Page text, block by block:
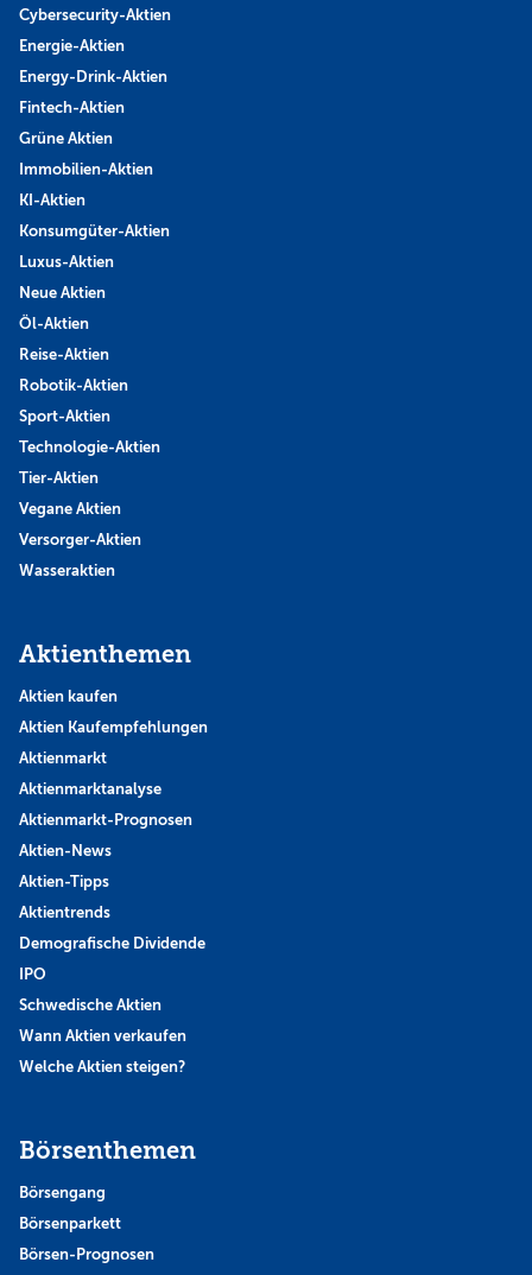
Cybersecurity-Aktien
Energie-Aktien
Energy-Drink-Aktien
Fintech-Aktien
Grüne Aktien
Immobilien-Aktien
KI-Aktien
Konsumgüter-Aktien
Luxus-Aktien
Neue Aktien
Öl-Aktien
Reise-Aktien
Robotik-Aktien
Sport-Aktien
Technologie-Aktien
Tier-Aktien
Vegane Aktien
Versorger-Aktien
Wasseraktien
Aktienthemen
Aktien kaufen
Aktien Kaufempfehlungen
Aktienmarkt
Aktienmarktanalyse
Aktienmarkt-Prognosen
Aktien-News
Aktien-Tipps
Aktientrends
Demografische Dividende
IPO
Schwedische Aktien
Wann Aktien verkaufen
Welche Aktien steigen?
Börsenthemen
Börsengang
Börsenparkett
Börsen-Prognosen